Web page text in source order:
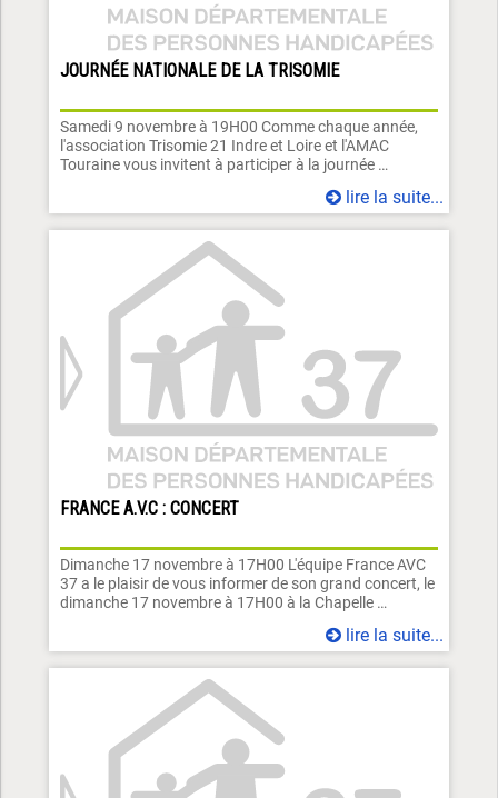
JOURNÉE NATIONALE DE LA TRISOMIE
Samedi 9 novembre à 19H00 Comme chaque année,
l'association Trisomie 21 Indre et Loire et l'AMAC
Touraine vous invitent à participer à la journée …
lire la suite...
FRANCE A.V.C : CONCERT
Dimanche 17 novembre à 17H00 L'équipe France AVC
37 a le plaisir de vous informer de son grand concert, le
dimanche 17 novembre à 17H00 à la Chapelle …
lire la suite...